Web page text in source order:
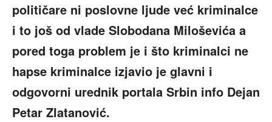
političare ni poslovne ljude već kriminalce
i to još od vlade Slobodana Miloševića a
pored toga problem je i što kriminalci ne
hapse kriminalce izjavio je glavni i
odgovorni urednik portala Srbin info Dejan
Petar Zlatanović.